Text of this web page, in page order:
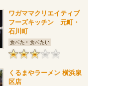
ワガママクリエイティブ
フーズキッチン 元町・
石川町
くるまやラーメン 横浜泉
区店